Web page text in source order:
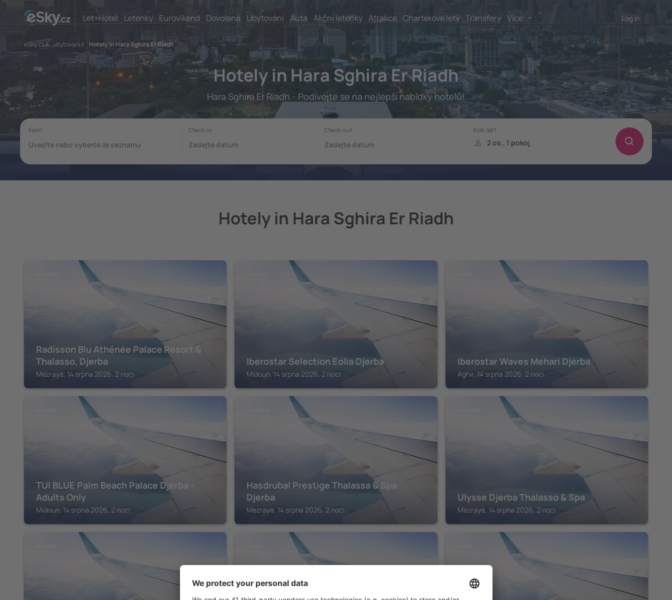
Let+Hotel Letenky Eurovíkend Dovolená Ubytování Auta Akční letenky Atrakce Charterové lety Transfery Více Log in
eSky.cz/ ubytovani / Hotely in Hara Sghira Er Riadh
Hotely in Hara Sghira Er Riadh
Hara Sghira Er Riadh - Podívejte se na nejlepší nabídky hotelů!
Hotely in Hara Sghira Er Riadh
Radisson Blu Athénée Palace Resort &
Thalasso, Djerba
Mezraya, 14 srpna 2026, 2 noci
Iberostar Selection Eolia Djerba
Midoun, 14 srpna 2026, 2 noci
Iberostar Waves Mehari Djerba
Aghir, 14 srpna 2026, 2 noci
TUI BLUE Palm Beach Palace Djerba -
Adults Only
Midoun, 14 srpna 2026, 2 noci
Hasdrubal Prestige Thalassa & Spa
Djerba
Mezraya, 14 srpna 2026, 2 noci
Ulysse Djerba Thalasso & Spa
Mezraya, 14 srpna 2026, 2 noci